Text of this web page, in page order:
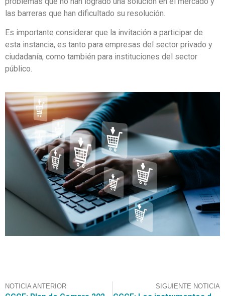
las barreras que han dificultado su resolución.
Es importante considerar que la invitación a participar de
esta instancia, es tanto para empresas del sector privado y
ciudadanía, como también para instituciones del sector
público.
NOTICIA ANTERIOR SIGUIENTE NOTICIA